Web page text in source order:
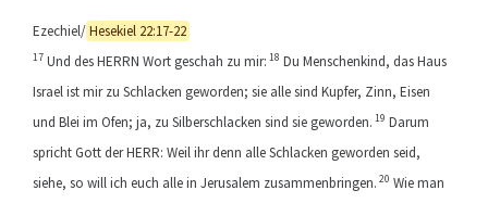
Ezechiel/Hesekiel 22:17-22
17 Und des HERRN Wort geschah zu mir: 18 Du Menschenkind, das Haus
Israel ist mir zu Schlacken geworden; sie alle sind Kupfer, Zinn, Eisen
und Blei im Ofen; ja, zu Silberschlacken sind sie geworden. 19 Darum
spricht Gott der HERR: Weil ihr denn alle Schlacken geworden seid,
siehe, so will ich euch alle in Jerusalem zusammenbringen. 20 Wie man